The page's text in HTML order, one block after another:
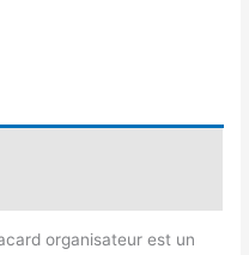
organisateur est un